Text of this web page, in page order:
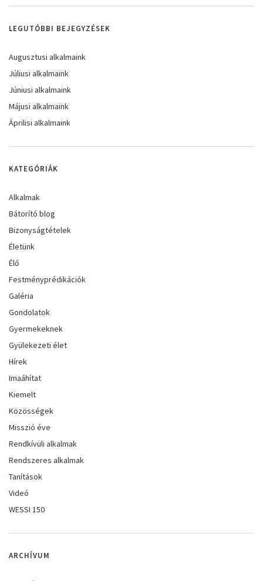
LEGUTÓBBI BEJEGYZÉSEK
Augusztusi alkalmaink
Júliusi alkalmaink
Júniusi alkalmaink
Májusi alkalmaink
Áprilisi alkalmaink
KATEGÓRIÁK
Alkalmak
Bátorító blog
Bizonyságtételek
Életünk
Élő
Festményprédikációk
Galéria
Gondolatok
Gyermekeknek
Gyülekezeti élet
Hírek
Imaáhítat
Kiemelt
Közösségek
Misszió éve
Rendkívüli alkalmak
Rendszeres alkalmak
Tanítások
Videó
WESSI 150
ARCHÍVUM